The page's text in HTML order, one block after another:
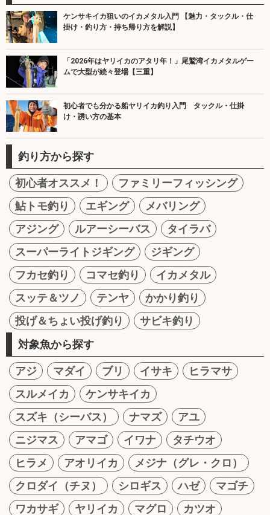
ケンサキイカ狙いのイカメタル入門 【魅力・タックル・仕
掛け・釣り方・持ち帰り方を解説】
「2026年はヤリイカのアタリ年！」尾鷲湾イカメタルゲー
ムで大型が続々登場【三重】
初心者でも分かる船ヤリイカ釣り入門 タックル・仕掛
け・誘い方の基本
釣り方から探す
初心者オススメ！
ファミリーフィッシング
鮎トモ釣り
エギング
メバリング
アジング
ルアーシーバス
タイラバ
スーパーライトジギング
ジギング
フカセ釣り
コマセ釣り
イカメタル
スッテ＆ツノ
テンヤ
かかり釣り
投げ＆ちょい投げ釣り
サビキ釣り
対象魚から探す
アジ マダイ ブリ イサキ
ヒラマサ
スルメイカ
ケンサキイカ
スズキ（シーバス）
ナマズ
アユ
ニジマス
アマゴ イワナ
タチウオ
ヒラメ
アオリイカ
メジナ（グレ・クロ）
クロダイ（チヌ）
シロギス ハゼ
マゴチ
ワカサギ
ヤリイカ マグロ
カツオ